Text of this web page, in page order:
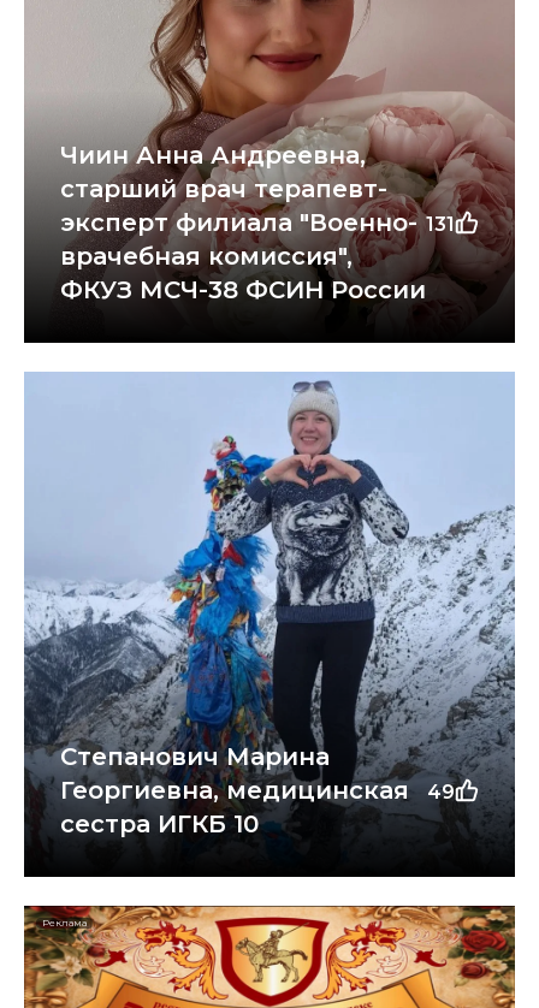
Чиин Анна Андреевна,
старший врач терапевт-
эксперт филиала "Военно-
врачебная комиссия",
ФКУЗ МСЧ-38 ФСИН России
131
Степанович Марина
Георгиевна, медицинская
сестра ИГКБ 10
49
Реклама